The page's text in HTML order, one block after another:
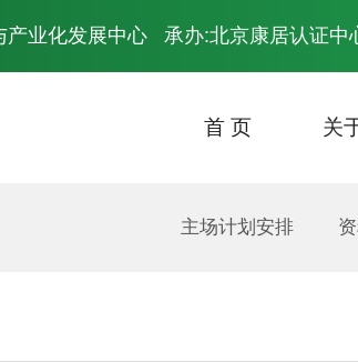
产业化发展中心 承办:北京康居认证中
首 页 关
展会主题 场馆平面图
主场计划安排